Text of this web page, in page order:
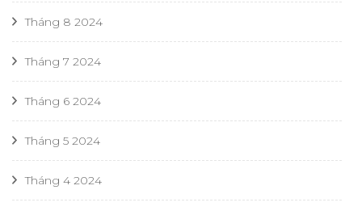
Tháng 8 2024
Tháng 7 2024
Tháng 6 2024
Tháng 5 2024
Tháng 4 2024